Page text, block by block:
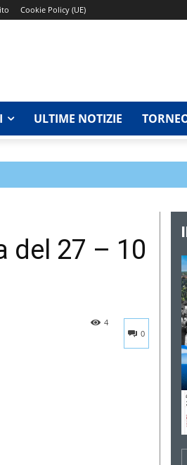
Cookie Policy (UE)
ULTIME NOTIZIE
del 27 – 10
0
4